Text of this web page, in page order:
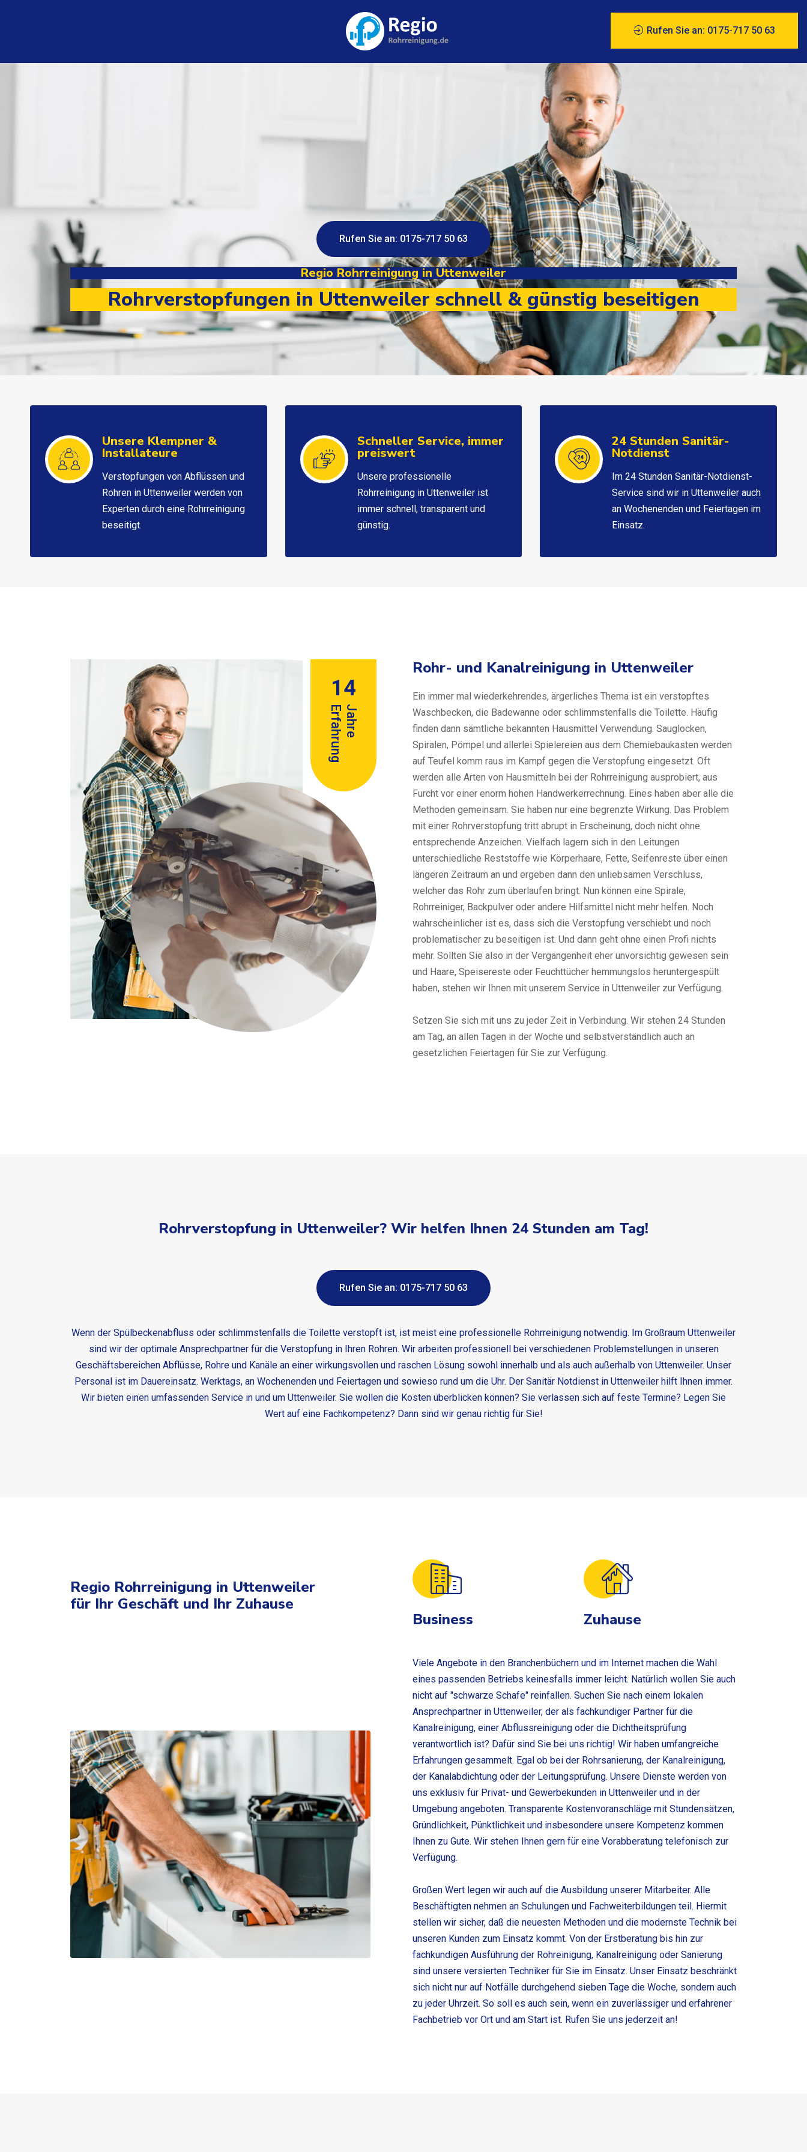
Rufen Sie an: 0175-717 50 63
Rufen Sie an: 0175-717 50 63
Regio Rohrreinigung in Uttenweiler
Rohrverstopfungen in Uttenweiler schnell & günstig beseitigen
Unsere Klempner &
Installateure
Verstopfungen von Abflüssen und
Rohren in Uttenweiler werden von
Experten durch eine Rohrreinigung
beseitigt.
Schneller Service, immer
preiswert
Unsere professionelle
Rohrreinigung in Uttenweiler ist
immer schnell, transparent und
günstig.
24 Stunden Sanitär-
Notdienst
Im 24 Stunden Sanitär-Notdienst-
Service sind wir in Uttenweiler auch
an Wochenenden und Feiertagen im
Einsatz.
14
Jahre
Erfahrung
Rohr- und Kanalreinigung in Uttenweiler
Ein immer mal wiederkehrendes, ärgerliches Thema ist ein verstopftes
Waschbecken, die Badewanne oder schlimmstenfalls die Toilette. Häufig
finden dann sämtliche bekannten Hausmittel Verwendung. Sauglocken,
Spiralen, Pömpel und allerlei Spielereien aus dem Chemiebaukasten werden
auf Teufel komm raus im Kampf gegen die Verstopfung eingesetzt. Oft
werden alle Arten von Hausmitteln bei der Rohrreinigung ausprobiert, aus
Furcht vor einer enorm hohen Handwerkerrechnung. Eines haben aber alle die
Methoden gemeinsam. Sie haben nur eine begrenzte Wirkung. Das Problem
mit einer Rohrverstopfung tritt abrupt in Erscheinung, doch nicht ohne
entsprechende Anzeichen. Vielfach lagern sich in den Leitungen
unterschiedliche Reststoffe wie Körperhaare, Fette, Seifenreste über einen
längeren Zeitraum an und ergeben dann den unliebsamen Verschluss,
welcher das Rohr zum überlaufen bringt. Nun können eine Spirale,
Rohrreiniger, Backpulver oder andere Hilfsmittel nicht mehr helfen. Noch
wahrscheinlicher ist es, dass sich die Verstopfung verschiebt und noch
problematischer zu beseitigen ist. Und dann geht ohne einen Profi nichts
mehr. Sollten Sie also in der Vergangenheit eher unvorsichtig gewesen sein
und Haare, Speisereste oder Feuchttücher hemmungslos heruntergespült
haben, stehen wir Ihnen mit unserem Service in Uttenweiler zur Verfügung.
Setzen Sie sich mit uns zu jeder Zeit in Verbindung. Wir stehen 24 Stunden
am Tag, an allen Tagen in der Woche und selbstverständlich auch an
gesetzlichen Feiertagen für Sie zur Verfügung.
Rohrverstopfung in Uttenweiler? Wir helfen Ihnen 24 Stunden am Tag!
Rufen Sie an: 0175-717 50 63
Wenn der Spülbeckenabfluss oder schlimmstenfalls die Toilette verstopft ist, ist meist eine professionelle Rohrreinigung notwendig. Im Großraum Uttenweiler
sind wir der optimale Ansprechpartner für die Verstopfung in Ihren Rohren. Wir arbeiten professionell bei verschiedenen Problemstellungen in unseren
Geschäftsbereichen Abflüsse, Rohre und Kanäle an einer wirkungsvollen und raschen Lösung sowohl innerhalb und als auch außerhalb von Uttenweiler. Unser
Personal ist im Dauereinsatz. Werktags, an Wochenenden und Feiertagen und sowieso rund um die Uhr. Der Sanitär Notdienst in Uttenweiler hilft Ihnen immer.
Wir bieten einen umfassenden Service in und um Uttenweiler. Sie wollen die Kosten überblicken können? Sie verlassen sich auf feste Termine? Legen Sie
Wert auf eine Fachkompetenz? Dann sind wir genau richtig für Sie!
Regio Rohrreinigung in Uttenweiler
für Ihr Geschäft und Ihr Zuhause
Business
Zuhause
Viele Angebote in den Branchenbüchern und im Internet machen die Wahl
eines passenden Betriebs keinesfalls immer leicht. Natürlich wollen Sie auch
nicht auf "schwarze Schafe" reinfallen. Suchen Sie nach einem lokalen
Ansprechpartner in Uttenweiler, der als fachkundiger Partner für die
Kanalreinigung, einer Abflussreinigung oder die Dichtheitsprüfung
verantwortlich ist? Dafür sind Sie bei uns richtig! Wir haben umfangreiche
Erfahrungen gesammelt. Egal ob bei der Rohrsanierung, der Kanalreinigung,
der Kanalabdichtung oder der Leitungsprüfung. Unsere Dienste werden von
uns exklusiv für Privat- und Gewerbekunden in Uttenweiler und in der
Umgebung angeboten. Transparente Kostenvoranschläge mit Stundensätzen,
Gründlichkeit, Pünktlichkeit und insbesondere unsere Kompetenz kommen
Ihnen zu Gute. Wir stehen Ihnen gern für eine Vorabberatung telefonisch zur
Verfügung.
Großen Wert legen wir auch auf die Ausbildung unserer Mitarbeiter. Alle
Beschäftigten nehmen an Schulungen und Fachweiterbildungen teil. Hiermit
stellen wir sicher, daß die neuesten Methoden und die modernste Technik bei
unseren Kunden zum Einsatz kommt. Von der Erstberatung bis hin zur
fachkundigen Ausführung der Rohreinigung, Kanalreinigung oder Sanierung
sind unsere versierten Techniker für Sie im Einsatz. Unser Einsatz beschränkt
sich nicht nur auf Notfälle durchgehend sieben Tage die Woche, sondern auch
zu jeder Uhrzeit. So soll es auch sein, wenn ein zuverlässiger und erfahrener
Fachbetrieb vor Ort und am Start ist. Rufen Sie uns jederzeit an!